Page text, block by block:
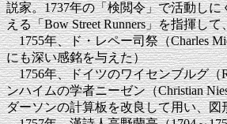
説家。1737年の「検閲令」で活動し
える「Bow Street Runners」を指揮し
1755年、ド・レペー司祭（Charles
にも深い感銘を与えた）
1756年、ドイツのワイセンブルグ（
ンハイムの学者ニーゼン（Christian
ダーソンの計算板を改良して用い、